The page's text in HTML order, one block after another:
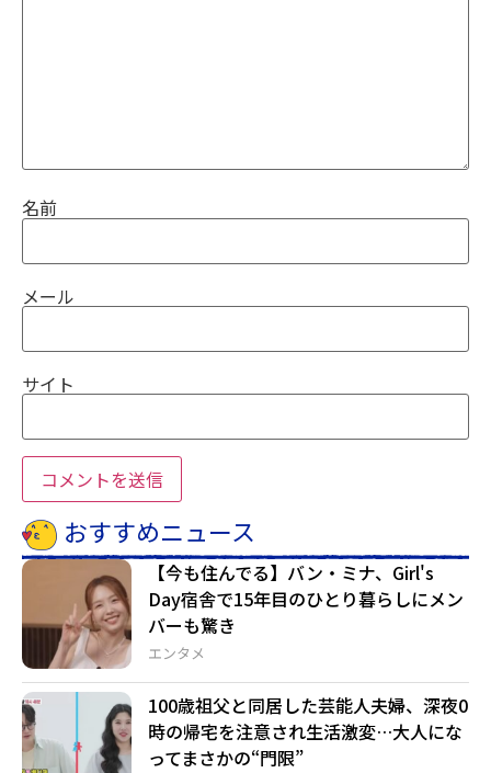
名前
メール
サイト
おすすめニュース
エンタメ
【今も住んでる】バン・ミナ、Girl's
Day宿舎で15年目のひとり暮らしにメン
バーも驚き
100歳祖父と同居した芸能人夫婦、深夜0
時の帰宅を注意され生活激変…大人にな
ってまさかの“門限”